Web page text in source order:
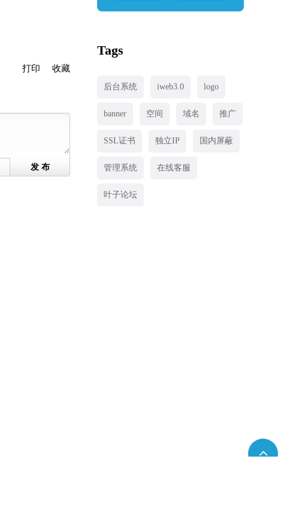
收藏
打印
发 布
Tags
后台系统 iweb3.0 logo
banner 空间 域名 推广
SSL证书 独立IP 国内屏蔽
管理系统 在线客服
叶子论坛